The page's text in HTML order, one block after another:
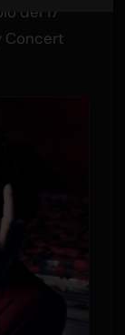
del 17
Concert